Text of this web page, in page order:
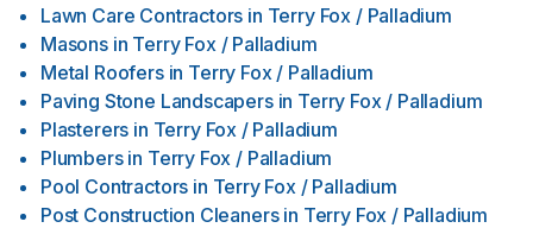
Lawn Care Contractors in Terry Fox / Palladium
Masons in Terry Fox / Palladium
Metal Roofers in Terry Fox / Palladium
Paving Stone Landscapers in Terry Fox / Palladium
Plasterers in Terry Fox / Palladium
Plumbers in Terry Fox / Palladium
Pool Contractors in Terry Fox / Palladium
Post Construction Cleaners in Terry Fox / Palladium